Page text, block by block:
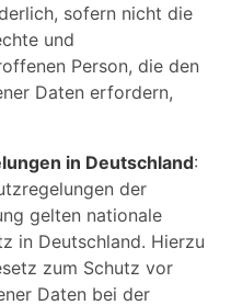
sofern nicht die
und
Person, die den
Daten erfordern,
in Deutschland:
der
gelten nationale
in Deutschland. Hierzu
zum Schutz vor
Daten bei der